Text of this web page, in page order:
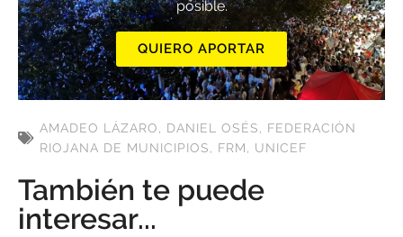
posible.
QUIERO APORTAR
AMADEO LÁZARO, DANIEL OSÉS, FEDERACIÓN
RIOJANA DE MUNICIPIOS, FRM, UNICEF
También te puede
interesar...